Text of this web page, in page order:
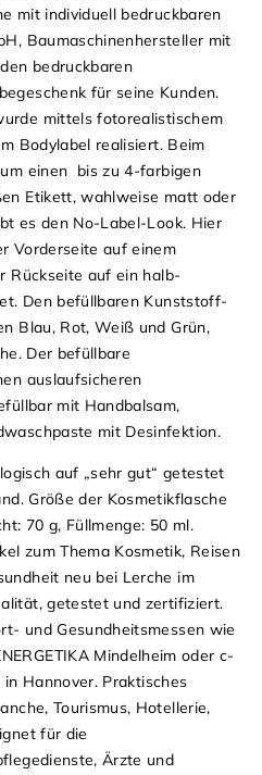
mit individuell bedruckbaren
Baumaschinenhersteller mit
bedruckbaren
für seine Kunden.
mittels fotorealistischem
Bodylabel realisiert. Beim
einen bis zu 4-farbigen
Etikett, wahlweise matt oder
es den No-Label-Look. Hier
Vorderseite auf einem
Rückseite auf ein halb-
Den befüllbaren Kunststoff-
Blau, Rot, Weiß und Grün,
Der befüllbare
auslaufsicheren
mit Handbalsam,
mit Desinfektion.
auf „sehr gut“ getestet
Größe der Kosmetikflasche
70 g, Füllmenge: 50 ml.
zum Thema Kosmetik, Reisen
neu bei Lerche im
getestet und zertifiziert.
und Gesundheitsmessen wie
Mindelheim oder c-
in Hannover. Praktisches
Tourismus, Hotellerie,
für die
Ärzte und